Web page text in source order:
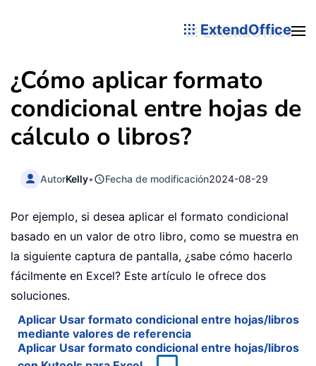
ExtendOffice
¿Cómo aplicar formato
condicional entre hojas de
cálculo o libros?
AutorKelly• Fecha de modificación2024-08-29
Por ejemplo, si desea aplicar el formato condicional
basado en un valor de otro libro, como se muestra en
la siguiente captura de pantalla, ¿sabe cómo hacerlo
fácilmente en Excel? Este artículo le ofrece dos
soluciones.
Aplicar Usar formato condicional entre hojas/libros
mediante valores de referencia
Aplicar Usar formato condicional entre hojas/libros